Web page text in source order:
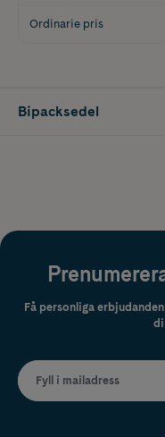
Ordinarie pris
Bipacksedel
Få personliga
Fyll i mailadress